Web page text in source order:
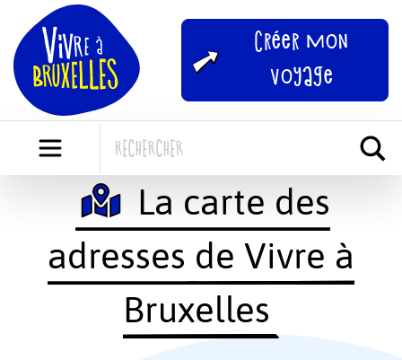
content
Créer mon
voyage
La carte des
adresses de Vivre à
Bruxelles